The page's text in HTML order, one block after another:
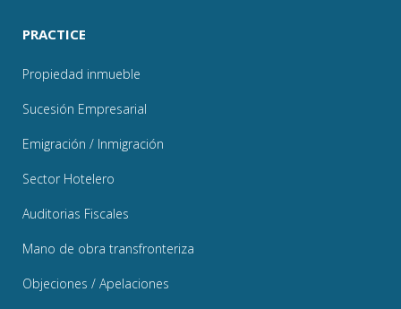
PRACTICE
Propiedad inmueble
Sucesión Empresarial
Emigración / Inmigración
Sector Hotelero
Auditorias Fiscales
Mano de obra transfronteriza
Objeciones / Apelaciones